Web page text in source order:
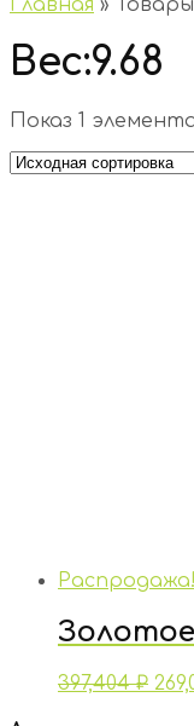
Главная » Товары
Вес:9.68
Показ 1
Распродажа!
397,404₽